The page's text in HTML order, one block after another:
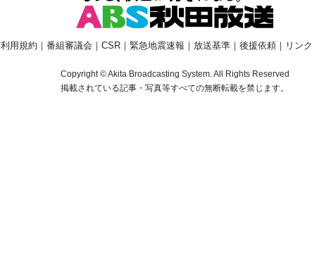
利用規約 ｜ 番組審議会 ｜ CSR｜ 緊急地震速報 ｜ 放送基準｜ 後援依頼｜ リンク
Copyright © Akita Broadcasting System. All Rights Reserved
掲載されている記事・写真等すべての無断転載を禁じます。